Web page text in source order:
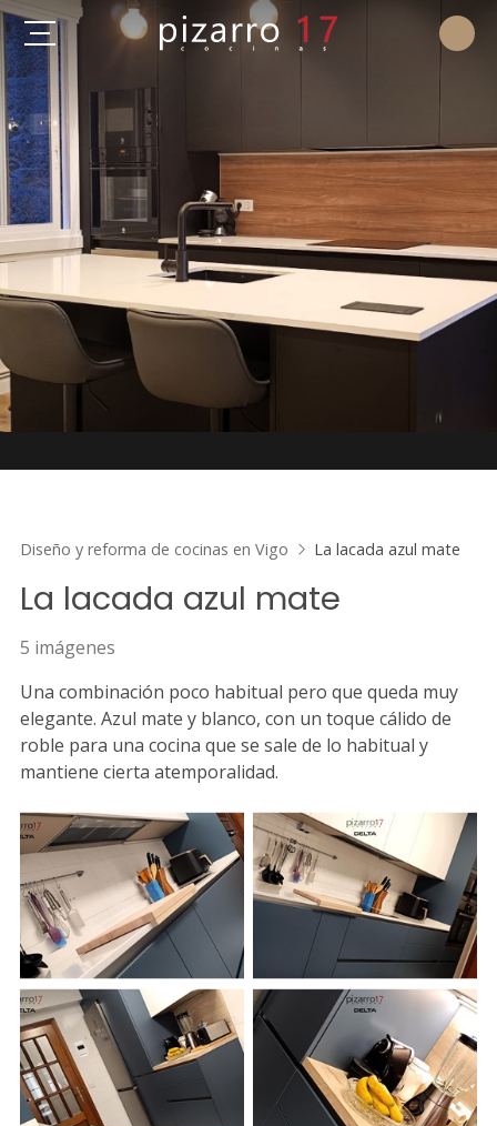
Diseño y reforma de cocinas en Vigo La lacada azul mate
La lacada azul mate
5 imágenes
Una combinación poco habitual pero que queda muy
elegante. Azul mate y blanco, con un toque cálido de
roble para una cocina que se sale de lo habitual y
mantiene cierta atemporalidad.